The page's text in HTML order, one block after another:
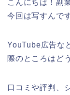
こんにちは！副
今回は写すんで
YouTube広告な
際のところはど
口コミや評判、